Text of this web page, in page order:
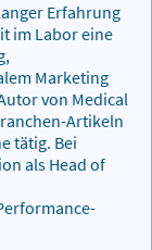
Erfahrung
im Labor eine
Marketing
von Medical
Artikeln
tätig. Bei
als Head of